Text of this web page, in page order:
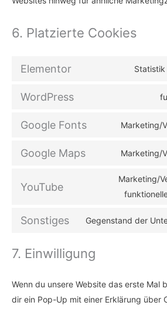
6. Platzierte Cookies
Elementor Statistik
WordPress
Google Fonts Marketing/
Google Maps Marketing/
YouTube
Marketing/
Sonstiges Gegenstand der
7. Einwilligung
Wenn du unsere Website das erste Mal
dir ein Pop-Up mit einer Erklärung über